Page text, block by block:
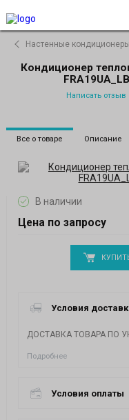
Настенные кондиционеры
Кондиционер
Написать отзыв
Все о товаре Описание
В наличии
Цена по запросу
Условия
ДОСТАВКА ТОВАРА ПО
Подробнее
Условия оплаты